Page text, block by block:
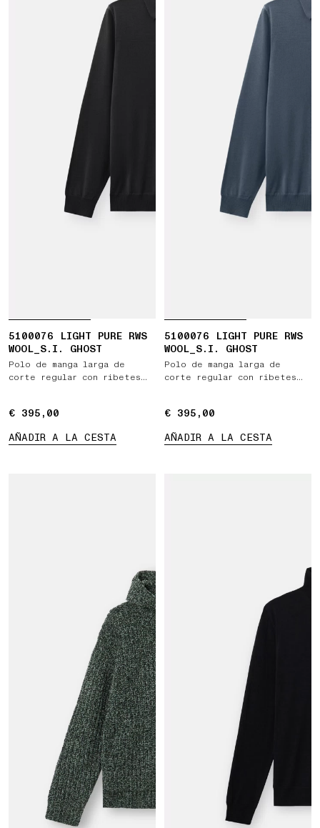
5100076 LIGHT PURE RWS
WOOL_S.I. GHOST
Polo de manga larga de
corte regular con ribetes
€ 395,00
€ 395,00
AÑADIR A LA CESTA
5100076 LIGHT PURE RWS
WOOL_S.I. GHOST
Polo de manga larga de
corte regular con ribetes
€ 395,00
€ 395,00
AÑADIR A LA CESTA